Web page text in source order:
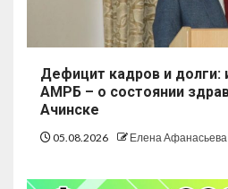
Дефицит кадров и долги:
АМРБ – о состоянии
Ачинске
05.08.2026 Елена Афанасьева